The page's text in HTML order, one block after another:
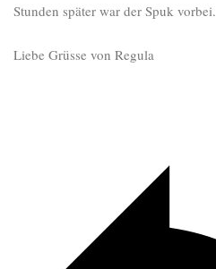
Stunden später war der Spuk vorbei.
Liebe Grüsse von Regula